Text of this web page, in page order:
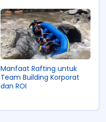
Manfaat Rafting untuk
Team Building Korporat
dan ROI